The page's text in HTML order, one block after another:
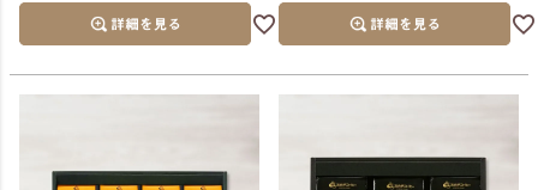
御見舞